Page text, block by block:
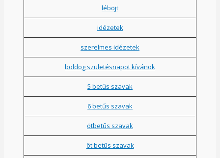
léböjt
idézetek
szerelmes idézetek
boldog születésnapot kívánok
5 betűs szavak
6 betűs szavak
ötbetűs szavak
öt betűs szavak